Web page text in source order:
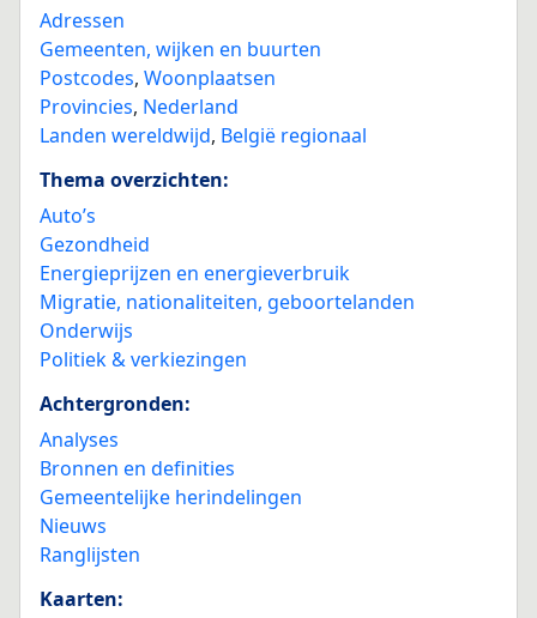
Adressen
Gemeenten, wijken en buurten
Postcodes, Woonplaatsen
Provincies, Nederland
Landen wereldwijd, België regionaal
Thema overzichten:
Auto’s
Gezondheid
Energieprijzen en energieverbruik
Migratie, nationaliteiten, geboortelanden
Onderwijs
Politiek & verkiezingen
Achtergronden:
Analyses
Bronnen en definities
Gemeentelijke herindelingen
Nieuws
Ranglijsten
Kaarten: